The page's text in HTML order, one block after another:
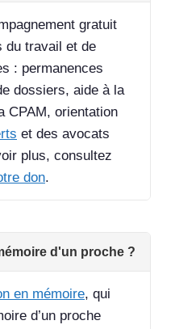
gratuit
du travail et de
: permanences
dossiers, aide à la
CPAM, orientation
et des avocats
plus, consultez
don.
d'un proche ?
en mémoire, qui
d’un proche